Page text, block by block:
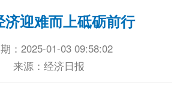
济迎难而上砥砺前行
：2025-01-03 09:58:02
来源：经济日报